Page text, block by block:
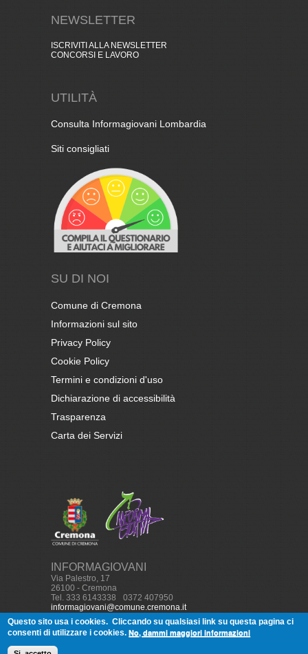
NEWSLETTER
ISCRIVITI ALLA NEWSLETTER
CONCORSI E LAVORO
UTILITÀ
Consulta Informagiovani Lombardia
Siti consigliati
SU DI NOI
Comune di Cremona
Informazioni sul sito
Privacy Policy
Cookie Policy
Termini e condizioni d'uso
Dichiarazione di accessibilità
Trasparenza
Carta dei Servizi
INFORMAGIOVANI
Via Palestro, 17
26100 - Cremona
Tel. 333 6143338
0372 407950
informagiovani@comune.cremona.it
© Copyright, 2013
Questo sito usa i cookies. Cliccando su qualsiasi link su questa pagina ci
consenti di utilizzare i cookies. No, dammi maggiori informazioni